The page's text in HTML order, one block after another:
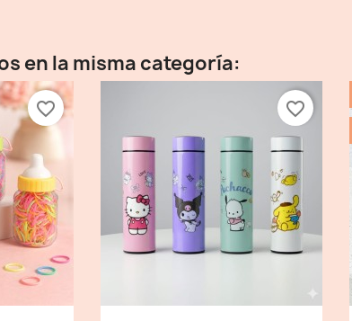
en la misma categoría:
favorite_border favorite_border